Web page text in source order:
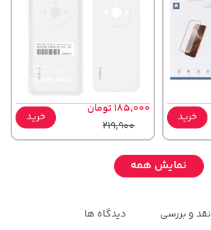
خرید
185,000 تومان
219,900
خرید
نمایش همه
نقد و بررسی دیدگاه ها